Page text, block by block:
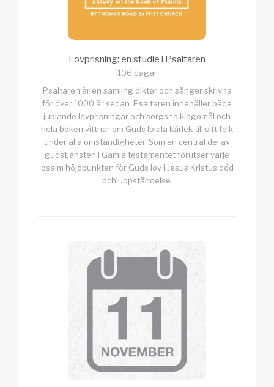
Lovprisning: en studie i Psaltaren
106 dagar
Psaltaren är en samling dikter och sånger skrivna
för över 1000 år sedan. Psaltaren innehåller både
jublande lovprisningar och sorgsna klagomål och
hela boken vittnar om Guds lojala kärlek till sitt folk
under alla omständigheter. Som en central del av
gudstjänsten i Gamla testamentet förutser varje
psalm höjdpunkten för Guds lov i Jesus Kristus död
och uppståndelse.